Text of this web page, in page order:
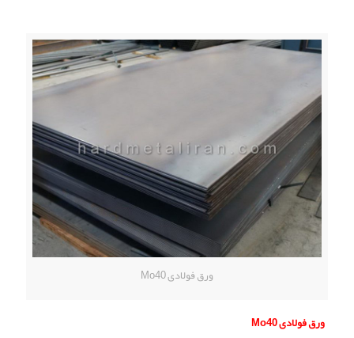
ورق فولادی Mo40
ورق فولادی Mo40